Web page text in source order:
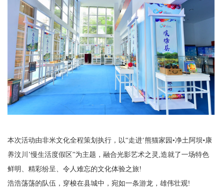
本次活动由非米文化全程策划执行，以“走进‘熊猫家园•净土阿坝•康
养汶川’慢生活度假区”为主题，融合光影艺术之灵,造就了一场特色
鲜明、精彩纷呈、令人难忘的文化体验之旅!
浩浩荡荡的队伍，穿梭在县城中，宛如一条游龙，雄伟壮观!